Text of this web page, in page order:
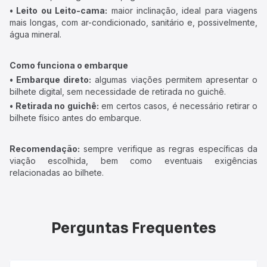
• Leito ou Leito-cama: maior inclinação, ideal para viagens
mais longas, com ar-condicionado, sanitário e, possivelmente,
água mineral.
Como funciona o embarque
• Embarque direto: algumas viações permitem apresentar o
bilhete digital, sem necessidade de retirada no guichê.
• Retirada no guichê: em certos casos, é necessário retirar o
bilhete físico antes do embarque.
Recomendação: sempre verifique as regras específicas da
viação escolhida, bem como eventuais exigências
relacionadas ao bilhete.
Perguntas Frequentes